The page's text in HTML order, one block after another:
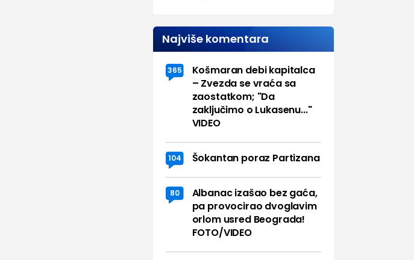
Najviše komentara
365
Košmaran debi kapitalca
– Zvezda se vraća sa
zaostatkom; "Da
zaključimo o Lukasenu..."
VIDEO
104 Šokantan poraz Partizana
80
Albanac izašao bez gaća,
pa provocirao dvoglavim
orlom usred Beograda!
FOTO/VIDEO